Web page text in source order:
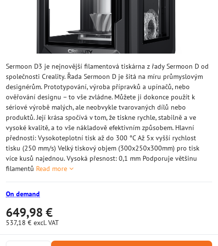
Sermoon D3 je nejnovější filamentová tiskárna z řady Sermoon D od
společnosti Creality. Řada Sermoon D je šitá na míru průmyslovým
designérům. Prototypování, výroba přípravků a upínačů, nebo
ověřování designu – to vše zvládne. Můžete ji dokonce použít k
sériové výrobě malých, ale neobvykle tvarovaných dílů nebo
produktů. Její krása spočívá v tom, že tiskne rychle, stabilně a ve
vysoké kvalitě, a to vše nákladově efektivním způsobem. Hlavní
přednosti: Vysokoteplotní tisk až do 300 °C Až 5x vyšší rychlost
tisku (250 mm/s) Velký tiskový objem (300x250x300mm) pro tisk
více kusů najednou. Vysoká přesnost: 0,1 mm Podporuje většinu
filamentů Read more
On demand
649,98 €
537,18 € excl. VAT